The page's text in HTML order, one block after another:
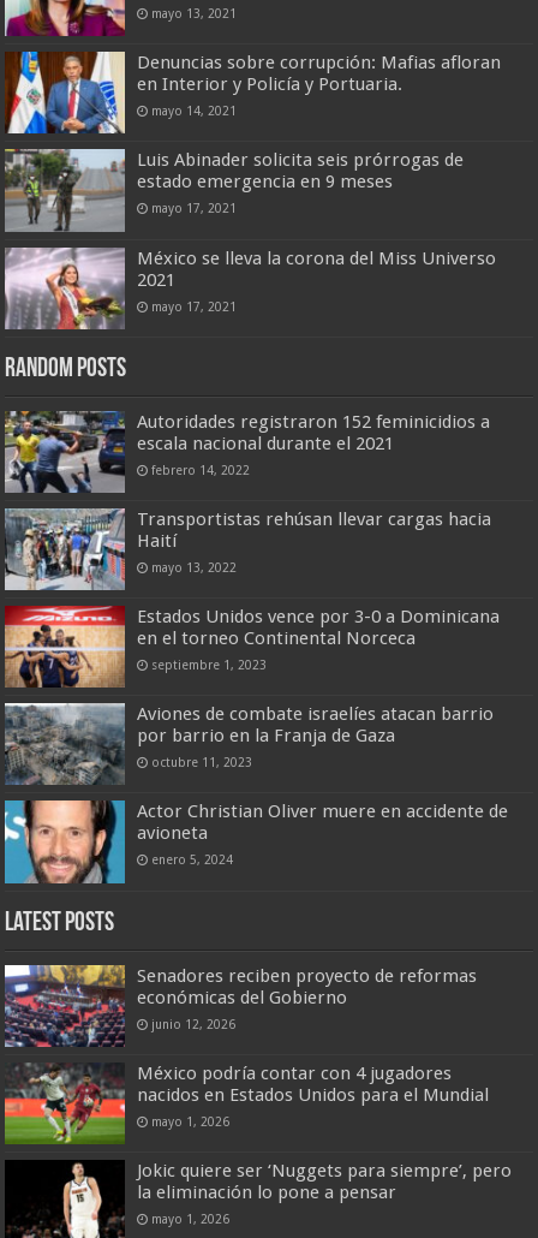
mayo 13, 2021
Denuncias sobre corrupción: Mafias afloran
en Interior y Policía y Portuaria.
mayo 14, 2021
Luis Abinader solicita seis prórrogas de
estado emergencia en 9 meses
mayo 17, 2021
México se lleva la corona del Miss Universo
2021
mayo 17, 2021
Random Posts
Autoridades registraron 152 feminicidios a
escala nacional durante el 2021
febrero 14, 2022
Transportistas rehúsan llevar cargas hacia
Haití
mayo 13, 2022
Estados Unidos vence por 3-0 a Dominicana
en el torneo Continental Norceca
septiembre 1, 2023
Aviones de combate israelíes atacan barrio
por barrio en la Franja de Gaza
octubre 11, 2023
Actor Christian Oliver muere en accidente de
avioneta
enero 5, 2024
Latest Posts
Senadores reciben proyecto de reformas
económicas del Gobierno
junio 12, 2026
México podría contar con 4 jugadores
nacidos en Estados Unidos para el Mundial
mayo 1, 2026
Jokic quiere ser ‘Nuggets para siempre’, pero
la eliminación lo pone a pensar
mayo 1, 2026